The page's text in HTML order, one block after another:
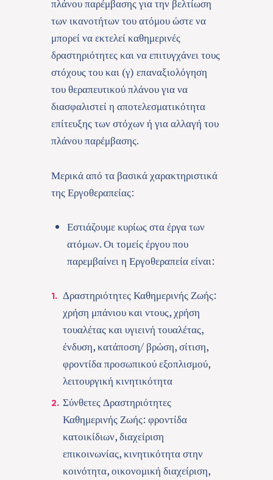
πλάνου παρέμβασης για την βελτίωση
των ικανοτήτων του ατόμου ώστε να
μπορεί να εκτελεί καθημερινές
δραστηριότητες και να επιτυγχάνει τους
στόχους του και (γ) επαναξιολόγηση
του θεραπευτικού πλάνου για να
διασφαλιστεί η αποτελεσματικότητα
επίτευξης των στόχων ή για αλλαγή του
πλάνου παρέμβασης.
Μερικά από τα βασικά χαρακτηριστικά
της Εργοθεραπείας:
Εστιάζουμε κυρίως στα έργα των
ατόμων. Οι τομείς έργου που
παρεμβαίνει η Εργοθεραπεία είναι:
Δραστηριότητες Καθημερινής Ζωής:
χρήση μπάνιου και ντους, χρήση
τουαλέτας και υγιεινή τουαλέτας,
ένδυση, κατάποση/ βρώση, σίτιση,
φροντίδα προσωπικού εξοπλισμού,
λειτουργική κινητικότητα
Σύνθετες Δραστηριότητες
Καθημερινής Ζωής: φροντίδα
κατοικίδιων, διαχείριση
επικοινωνίας, κινητικότητα στην
κοινότητα, οικονομική διαχείριση,